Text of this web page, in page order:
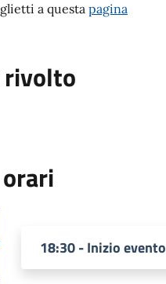
a questa pagina
rivolto
18:30 - Inizio evento